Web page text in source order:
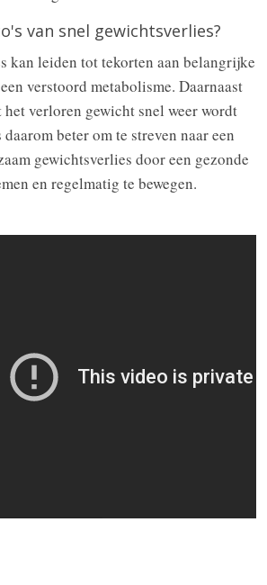
van snel gewichtsverlies?
kan leiden tot tekorten aan belangrijke
verstoord metabolisme. Daarnaast
verloren gewicht snel weer wordt
beter om te streven naar een
gewichtsverlies door een gezonde
en regelmatig te bewegen.